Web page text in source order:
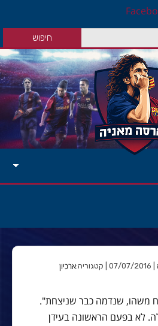
ארכיון
משהו, שנדמה כבר שניצחת".
לא בפעם הראשונה בעידן